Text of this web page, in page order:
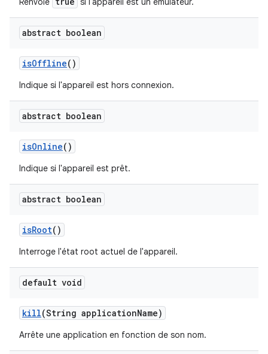
abstract boolean
isOffline()
Indique si l'appareil est hors connexion.
abstract boolean
isOnline()
Indique si l'appareil est prêt.
abstract boolean
isRoot()
Interroge l'état root actuel de l'appareil.
default void
kill(String applicationName)
Arrête une application en fonction de son nom.